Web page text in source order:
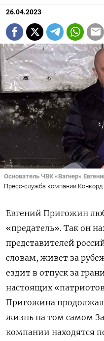
26.04.2023
Основатель ЧВК «Вагнер»
Пресс-служба компании
Евгений Пригожин
«предатель». Так он
представителей
словам, живет за
ездит в отпуск за
настоящих
Пригожина
жизнь на том самом
компании находятся